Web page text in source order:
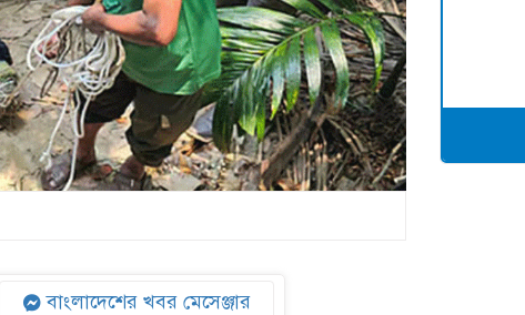
বাংলাদেশের খবর মেসেঞ্জার